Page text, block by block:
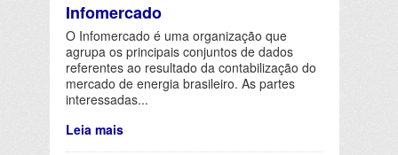
Infomercado
O Infomercado é uma organização que
agrupa os principais conjuntos de dados
referentes ao resultado da contabilização do
mercado de energia brasileiro. As partes
interessadas...
Leia mais